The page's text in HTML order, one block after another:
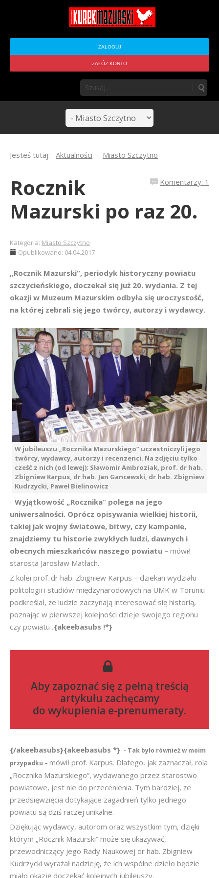
ZALOGUJ
ZAŁÓŻ KONTO
Jesteś tutaj: Aktualności Miasto Szczytno
Komentarzy: 1
Rocznik
Mazurski po raz 20.
Kategoria: Miasto Szczytno
Opublikowano: 04.04.2017
„Rocznik Mazurski”, periodyk historyczny powiatu
szczycieńskiego, doczekał się już 20. wydania. Z tej
okazji w Muzeum Mazurskim odbyła się uroczystość,
na której zebrali się jego twórcy, autorzy i wydawcy.
W jubileuszu „Rocznika Mazurskiego” uczestniczyli jego
twórcy, wydawcy, autorzy i recenzenci. Na zdjęciu tylko
cześć z nich (od lewej): Sławomir Ambroziak, prof. dr hab.
Zbigniew Karpus, dr hab. Jan Gancewski, dr hab. Zbigniew
Kudrzycki, Paweł Bielinowicz
- Wyjątkowość „Rocznika” polega na jego
uniwersalności. Oprócz opisywania wielkiej historii,
takiej jak wojny światowe, bitwy, czy kampanie,
znajdziemy tu historie zwykłych ludzi, dawnych i
obecnych mieszkańców naszego powiatu – mówił
starosta Jarosław Matłach.
Z kolei prof. dr hab. Zbigniew Karpus – dziekan wydziału
politologii i studiów międzynarodowych na UMK w Toruniu
podkreślał, że ludzie zaczynają interesować się historią,
poznając w pierwszej kolejności dzieje swojego regionu
czy powiatu .{akeebasubs !*}
Aby zapoznać się z pełną treścią
artykułu zachęcamy
do wykupienia e-prenumeraty.
{/akeebasubs}{akeebasubs *} - Tak było również w moim
przypadku – mówił prof. Karpus. Dlatego, jak zaznaczał, rola
„Rocznika Mazurskiego”, wydawanego przez starostwo
powiatowe, jest nie do przecenienia. Tym bardziej, że
przedsięwzięcia dotykające zagadnień tylko jednego
powiatu są dziś raczej unikalne.
Dziękując wydawcy, autorom oraz wszystkim tym, dzięki
którym „Rocznik Mazurski” może się ukazywać,
przewodniczący jego Rady Naukowej dr hab. Zbigniew
Kudrzycki wyrażał nadzieję, że ich wspólne dzieło będzie
miało okazję doczekać kolejnych jubileuszy.